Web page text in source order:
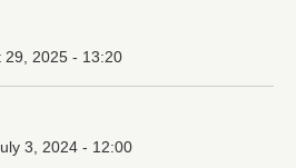
29, 2025 - 13:20
3, 2024 - 12:00